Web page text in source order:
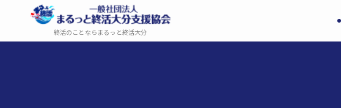
終活のことならまるっと終活大分